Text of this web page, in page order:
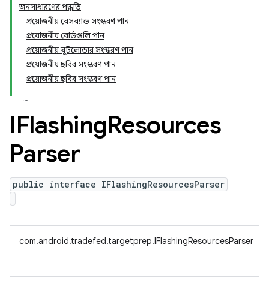
জনসাধারণের পদ্ধতি
প্রয়োজনীয় বেসব্যান্ড সংস্করণ পান
প্রয়োজনীয় বোর্ডগুলি পান
প্রয়োজনীয় বুটলোডার সংস্করণ পান
প্রয়োজনীয় ছবির সংস্করণ পান
প্রয়োজনীয় ছবির সংস্করণ পান
IFlashingResources
Parser
public interface IFlashingResourcesParser
com.android.tradefed.targetprep.IFlashingResourcesParser